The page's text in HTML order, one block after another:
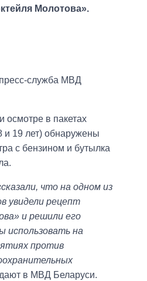
Молотова».
служба МВД
осмотре в пакетах
19 лет) обнаружены
с бензином и бутылка
что на одном из
увидели рецепт
и решили его
использовать на
против
в МВД Беларуси.